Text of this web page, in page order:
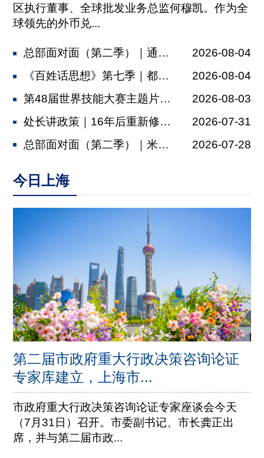
区执行董事、全球批发业务总监何穆凯。作为全
球领先的外币兑...
总部面对面（第二季）｜通济隆：依托金...
2026-08-04
《百姓话思想》第七季｜都市村庄
2026-08-04
第48届世界技能大赛主题片发布，肖战...
2026-08-03
处长讲政策｜16年后重新修订，上海厂...
2026-07-31
总部面对面（第二季）｜米其林：以多元...
2026-07-28
今日上海
第二届市政府重大行政决策咨询论证
专家库建立，上海市...
市政府重大行政决策咨询论证专家座谈会今天
（7月31日）召开。市委副书记、市长龚正出
席，并与第二届市政...